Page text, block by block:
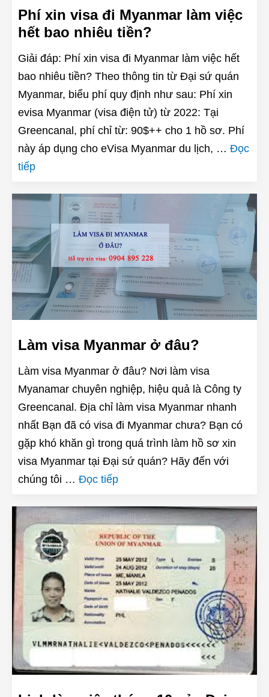
Phí xin visa đi Myanmar làm việc
hết bao nhiêu tiền?
Giải đáp: Phí xin visa đi Myanmar làm việc hết
bao nhiêu tiền? Theo thông tin từ Đại sứ quán
Myanmar, biểu phí quy định như sau: Phí xin
evisa Myanmar (visa điện tử) từ 2022: Tại
Greencanal, phí chỉ từ: 90$++ cho 1 hồ sơ. Phí
này áp dụng cho eVisa Myanmar du lịch, … Đọc
tiếp
Làm visa Myanmar ở đâu?
Làm visa Myanmar ở đâu? Nơi làm visa
Myanamar chuyên nghiệp, hiệu quả là Công ty
Greencanal. Địa chỉ làm visa Myanmar nhanh
nhất Bạn đã có visa đi Myanmar chưa? Bạn có
gặp khó khăn gì trong quá trình làm hồ sơ xin
visa Myanmar tại Đại sứ quán? Hãy đến với
chúng tôi … Đọc tiếp